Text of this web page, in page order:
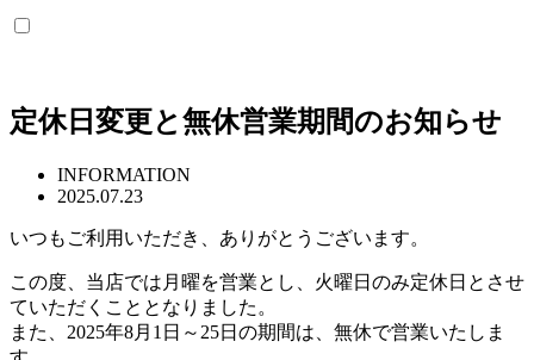
定休日変更と無休営業期間のお知らせ
INFORMATION
2025.07.23
いつもご利用いただき、ありがとうございます。
この度、当店では月曜を営業とし、火曜日のみ定休日とさせ
ていただくこととなりました。
また、2025年8月1日～25日の期間は、無休で営業いたしま